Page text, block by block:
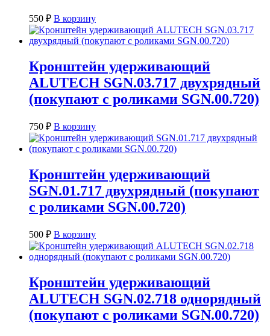
550 ₽ В корзину
Кронштейн удерживающий
ALUTECH SGN.03.717 двухрядный
(покупают с роликами SGN.00.720)
750 ₽ В корзину
Кронштейн удерживающий
SGN.01.717 двухрядный (покупают
с роликами SGN.00.720)
500 ₽ В корзину
Кронштейн удерживающий
ALUTECH SGN.02.718 однорядный
(покупают с роликами SGN.00.720)